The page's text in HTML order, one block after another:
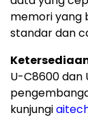
memori yang
standar dan
U-C8600 dan
kunjungi